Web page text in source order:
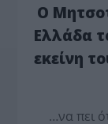
Ο
Ελλάδα
εκείνη
…να πει